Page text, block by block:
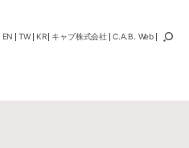
EN TW KR キャブ株式会社 C.A.B. Web